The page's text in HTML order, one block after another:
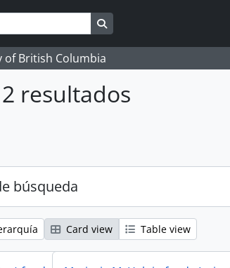
Search in browse page
British Columbia
resultados
búsqueda
Card view Table view